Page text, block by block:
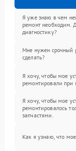
Я уже знаю в чем
ремонт необходим.
диагностику?
Мне нужен срочный
сделать?
Я хочу, чтобы мое
ремонтировали при
Я хочу, чтобы мое
ремонтировалось
запчастями.
Как я узнаю, что